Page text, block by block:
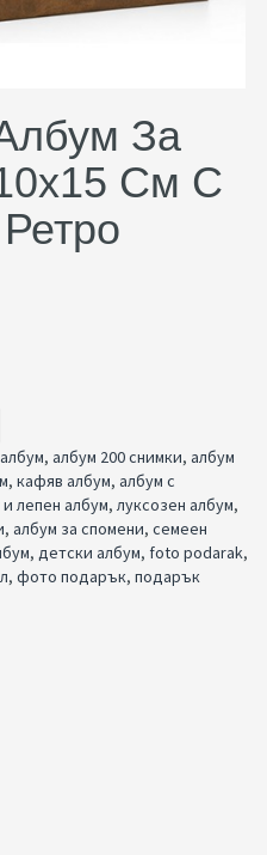
За
См С
, албум 200 снимки, албум
, кафяв албум, албум с
лепен албум, луксозен албум,
, албум за спомени, семеен
, детски албум, foto podarak,
, фото подарък, подарък